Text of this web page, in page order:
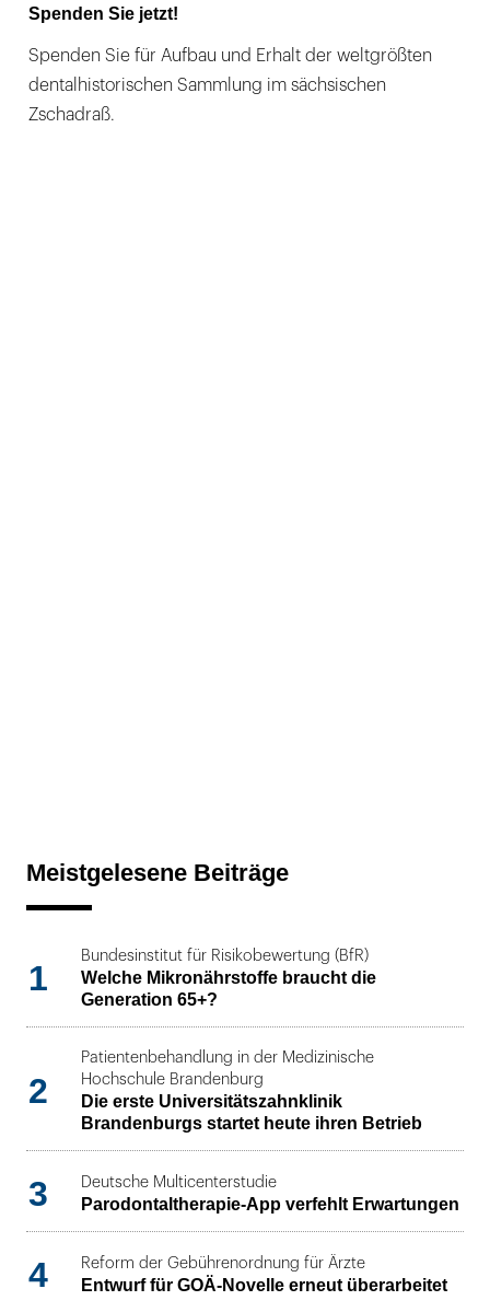
Spenden Sie jetzt!
Spenden Sie für Aufbau und Erhalt der weltgrößten
dentalhistorischen Sammlung im sächsischen
Zschadraß.
Meistgelesene Beiträge
1
Bundesinstitut für Risikobewertung (BfR)
Welche Mikronährstoffe braucht die
Generation 65+?
2
Patientenbehandlung in der Medizinische
Hochschule Brandenburg
Die erste Universitätszahnklinik
Brandenburgs startet heute ihren Betrieb
3 Deutsche Multicenterstudie
Parodontaltherapie-App verfehlt Erwartungen
4 Reform der Gebührenordnung für Ärzte
Entwurf für GOÄ-Novelle erneut überarbeitet